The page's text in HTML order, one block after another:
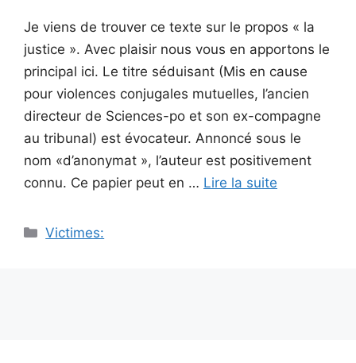
Je viens de trouver ce texte sur le propos « la
justice ». Avec plaisir nous vous en apportons le
principal ici. Le titre séduisant (Mis en cause
pour violences conjugales mutuelles, l’ancien
directeur de Sciences-po et son ex-compagne
au tribunal) est évocateur. Annoncé sous le
nom «d’anonymat », l’auteur est positivement
connu. Ce papier peut en … Lire la suite
Catégories
Victimes: